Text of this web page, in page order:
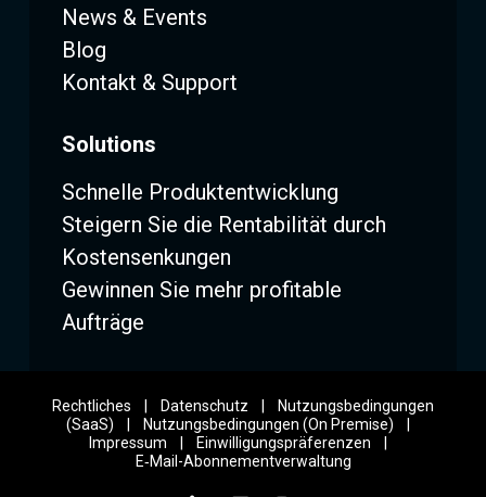
News & Events
Blog
Kontakt & Support
Solutions
Schnelle Produktentwicklung
Steigern Sie die Rentabilität durch
Kostensenkungen
Gewinnen Sie mehr profitable
Aufträge
Rechtliches Datenschutz
Nutzungsbedingungen
(SaaS)
Nutzungsbedingungen (On Premise)
Impressum
Einwilligungspräferenzen
E‑Mail-Abonnementverwaltung